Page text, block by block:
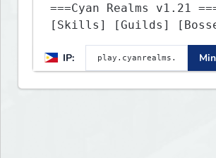
===Cyan Realms v1.21
[Skills] [Guilds]
IP: